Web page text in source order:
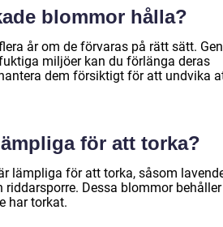
blommor hålla?
år om de förvaras på rätt sätt.
miljöer kan du förlänga deras
dem försiktigt för att undvika
för att torka?
lämpliga för att torka, såsom
riddarsporre. Dessa blommor
har torkat.